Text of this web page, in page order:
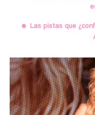
Las pistas que